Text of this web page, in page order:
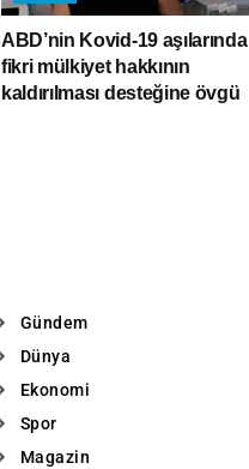
ABD’nin Kovid-19 aşılarında
fikri mülkiyet hakkının
kaldırılması desteğine övgü
Gündem
Dünya
Ekonomi
Spor
Magazin